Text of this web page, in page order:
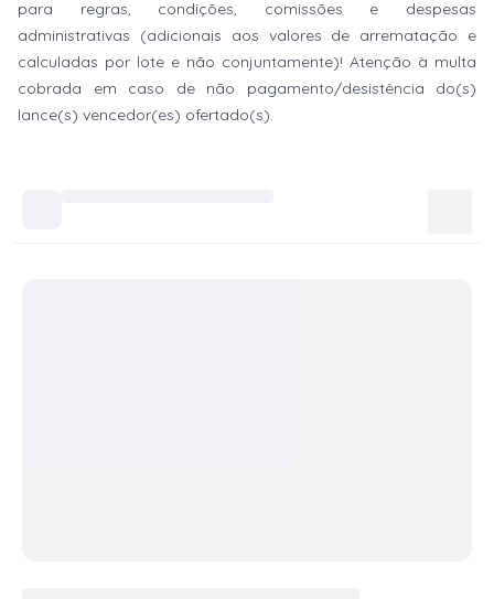
para regras, condições, comissões e despesas
administrativas (adicionais aos valores de arrematação e
calculadas por lote e não conjuntamente)! Atenção à multa
cobrada em caso de não pagamento/desistência do(s)
lance(s) vencedor(es) ofertado(s).